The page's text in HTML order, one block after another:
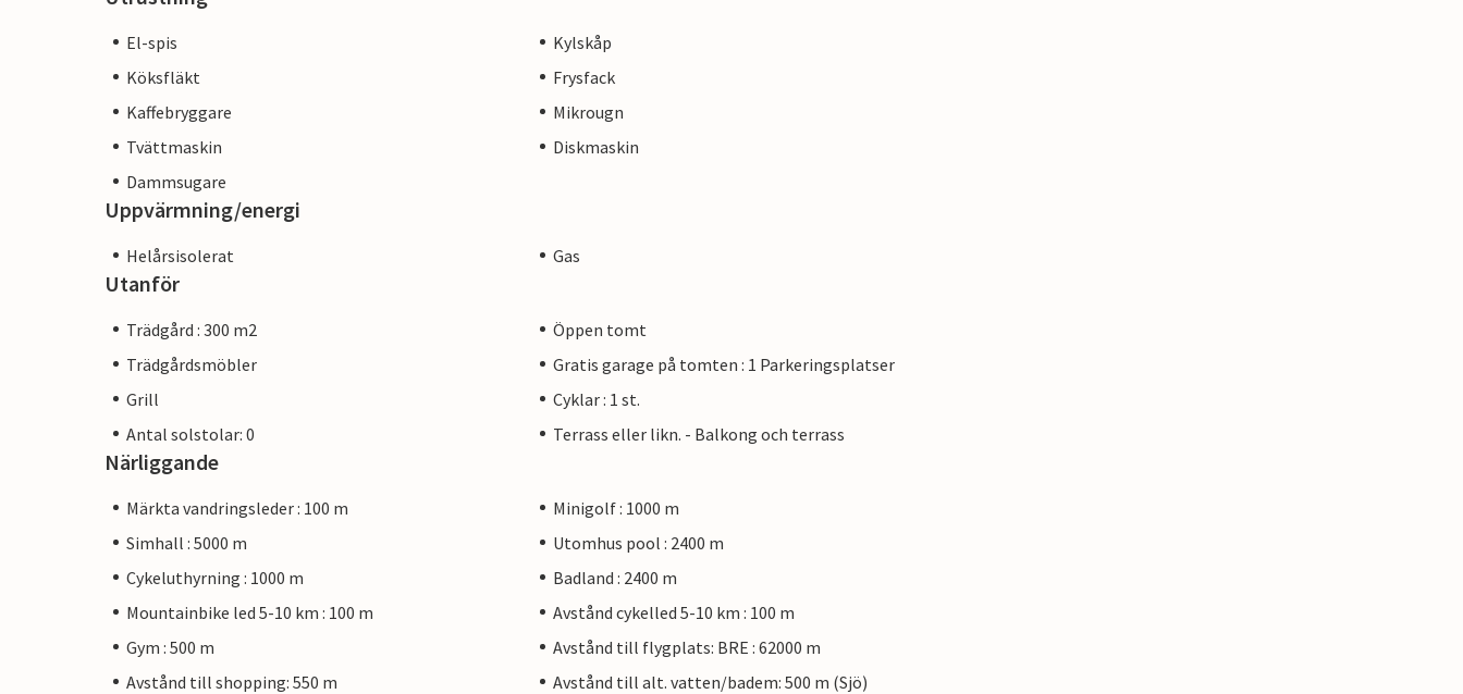
El-spis
Kylskåp
Köksfläkt
Frysfack
Kaffebryggare
Mikrougn
Tvättmaskin
Diskmaskin
Dammsugare
Uppvärmning/energi
Helårsisolerat Gas
Utanför
Trädgård : 300 m2
Öppen tomt
Trädgårdsmöbler
Gratis garage på tomten : 1 Parkeringsplatser
Grill
Cyklar : 1 st.
Antal solstolar: 0
Terrass eller likn. - Balkong och terrass
Närliggande
Märkta vandringsleder : 100 m
Minigolf : 1000 m
Simhall : 5000 m
Utomhus pool : 2400 m
Cykeluthyrning : 1000 m
Badland : 2400 m
Mountainbike led 5-10 km : 100 m
Avstånd cykelled 5-10 km : 100 m
Gym : 500 m
Avstånd till flygplats: BRE : 62000 m
Avstånd till shopping: 550 m
Avstånd till alt. vatten/badem: 500 m (Sjö)